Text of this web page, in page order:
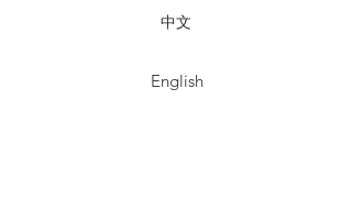
English
中文